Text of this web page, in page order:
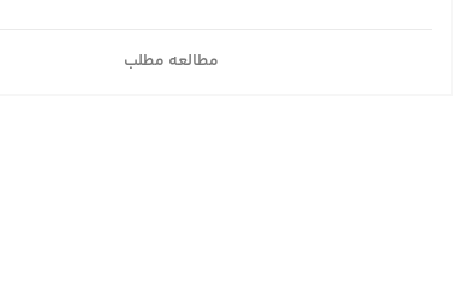
مطالعه مطلب